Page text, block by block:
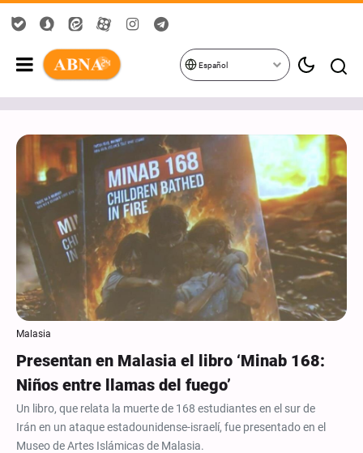
Español
Malasia
Presentan en Malasia el libro ‘Minab 168:
Niños entre llamas del fuego’
Un libro, que relata la muerte de 168 estudiantes en el sur de
Irán en un ataque estadounidense-israelí, fue presentado en el
Museo de Artes Islámicas de Malasia.